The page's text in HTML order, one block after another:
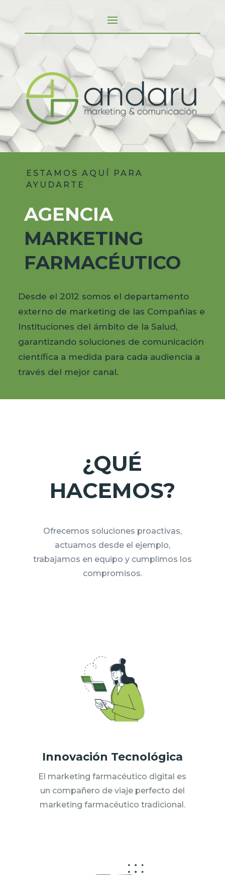
ESTAMOS AQUÍ PARA
AYUDARTE
AGENCIA
MARKETING
FARMACÉUTICO
Desde el 2012 somos el departamento
externo de marketing de las Compañías e
Instituciones del ámbito de la Salud,
garantizando soluciones de comunicación
científica a medida para cada audiencia a
través del mejor canal.
¿QUÉ
HACEMOS?
Ofrecemos soluciones proactivas,
actuamos desde el ejemplo,
trabajamos en equipo y cumplimos los
compromisos.
Innovación Tecnológica
El marketing farmacéutico digital es
un compañero de viaje perfecto del
marketing farmacéutico tradicional.